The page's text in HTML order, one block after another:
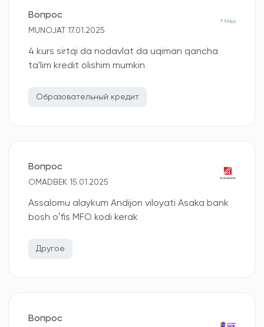
Вопрос
MUNOJAT 17.01.2025
4 kurs sirtqi da nodavlat da uqiman qancha
ta'lim kredit olishim mumkin
Образовательный кредит
Вопрос
OMADBEK 15.01.2025
Assalomu alaykum Andijon viloyati Asaka bank
bosh oʼfis MFO kodi kerak
Другое
Вопрос